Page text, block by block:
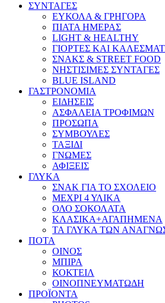
ΣΥΝΤΑΓΕΣ
ΕΥΚΟΛΑ & ΓΡΗΓΟΡΑ
ΠΙΑΤΑ ΗΜΕΡΑΣ
LIGHT & HEALTHY
ΓΙΟΡΤΕΣ ΚΑΙ
ΣΝΑΚΣ & STREET FOOD
ΝΗΣΤΙΣΙΜΕΣ ΣΥΝΤΑΓΕΣ
BLUE ISLAND
ΓΑΣΤΡΟΝΟΜΙΑ
ΕΙΔΗΣΕΙΣ
ΑΣΦΑΛΕΙΑ ΤΡΟΦΙΜΩΝ
ΠΡΟΣΩΠΑ
ΣΥΜΒΟΥΛΕΣ
ΤΑΞΙΔΙ
ΓΝΩΜΕΣ
ΑΦΙΞΕΙΣ
ΓΛΥΚΑ
ΣΝΑΚ ΓΙΑ ΤΟ ΣΧΟΛΕΙΟ
ΜΕΧΡΙ 4 ΥΛΙΚΑ
ΟΛΟ ΣΟΚΟΛΑΤΑ
ΚΛΑΣΙΚΑ+ΑΓΑΠΗΜΕΝΑ
ΤΑ ΓΛΥΚΑ ΤΩΝ
ΠΟΤΑ
ΟΙΝΟΣ
ΜΠΙΡΑ
ΚΟΚΤΕΙΛ
ΟΙΝΟΠΝΕΥΜΑΤΩΔΗ
ΠΡΟΪΟΝΤΑ